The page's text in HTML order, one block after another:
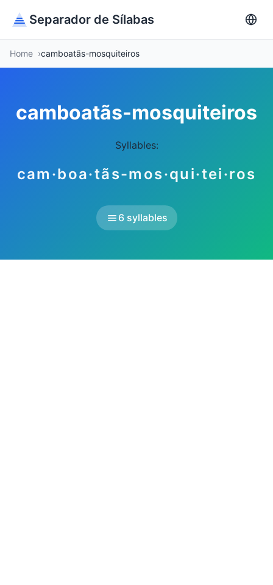
Separador de Sílabas
Home camboatãs-mosquiteiros
camboatãs-mosquiteiros
Syllables:
cam·boa·tãs-mos·qui·tei·ros
6 syllables